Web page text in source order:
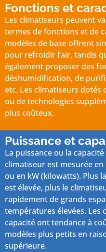
Fonctions et
Les climatiseurs peuvent
termes de fonctions et de
modèles de base offrent
pour refroidir l’air, tandis
également proposer des
déshumidification, de
etc. Les climatiseurs dotés
ou de technologies
plus coûteux.
Puissance et
La puissance ou la
climatiseur est mesurée
ou en kW (kilowatts). Plus
est élevée, plus le
rapidement de grands
températures élevées. Les
capacité ont tendance à
modèles plus petits en
supérieure.